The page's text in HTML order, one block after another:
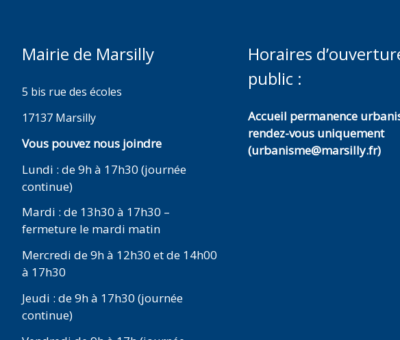
Mairie de Marsilly
5 bis rue des écoles
17137 Marsilly
Vous pouvez nous joindre
Lundi : de 9h à 17h30 (journée
continue)
Mardi : de 13h30 à 17h30 –
fermeture le mardi matin
Mercredi de 9h à 12h30 et de 14h00
à 17h30
Jeudi : de 9h à 17h30 (journée
continue)
Horaires
public :
Accueil permanence
rendez-vous uniquement
(urbanisme@marsilly.fr)